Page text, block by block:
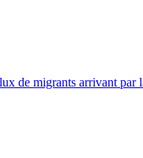
de migrants arrivant par